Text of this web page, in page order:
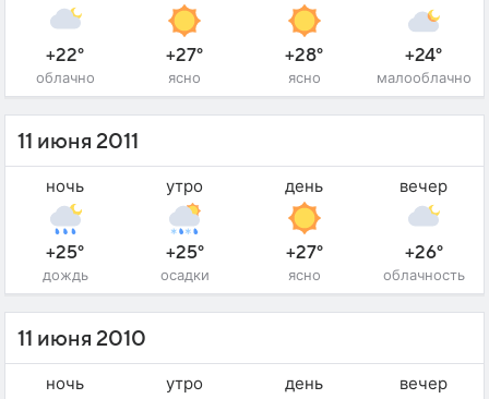
+22°
облачно
+27°
ясно
+28°
ясно
+24°
малооблачно
11 июня 2011
ночь
+25°
дождь
утро
+25°
осадки
день
+27°
ясно
вечер
+26°
облачность
11 июня 2010
ночь утро день вечер